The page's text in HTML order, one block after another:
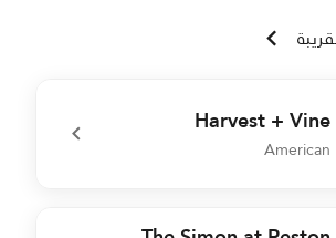
Harvest + Vine
American